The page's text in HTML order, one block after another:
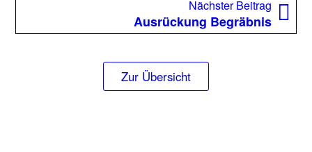
Nächster Beitrag
Ausrückung Begräbnis
Zur Übersicht